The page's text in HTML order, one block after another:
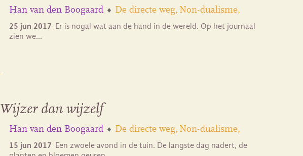
Han van den Boogaard De directe weg Non-dualisme
25 jun 2017 Er is nogal wat aan de hand in de wereld. Op het journaal
zien we…
Wijzer dan wijzelf
Han van den Boogaard De directe weg Non-dualisme
15 jun 2017 Een zwoele avond in de tuin. De langste dag nadert, de